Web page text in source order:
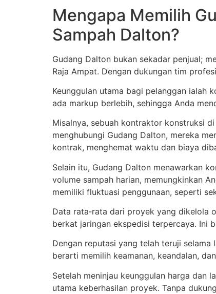
Mengapa Memilih
Sampah Dalton?
Gudang Dalton bukan sekadar penjual;
Raja Ampat. Dengan dukungan tim
Keunggulan utama bagi pelanggan ialah
ada markup berlebih, sehingga Anda
Misalnya, sebuah kontraktor konstruksi
menghubungi Gudang Dalton, mereka
kontrak, menghemat waktu dan biaya
Selain itu, Gudang Dalton menawarkan
volume sampah harian, memungkinkan
memiliki fluktuasi penggunaan, seperti
Data rata‑rata dari proyek yang dikelola
berkat jaringan ekspedisi terpercaya. Ini
Dengan reputasi yang telah teruji
berarti memilih keamanan, keandalan,
Setelah meninjau keunggulan harga dan
utama keberhasilan proyek. Tanpa